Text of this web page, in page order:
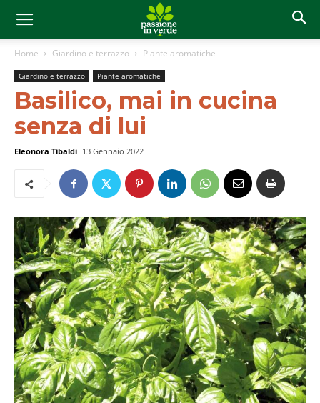
Home Giardino e terrazzo Piante aromatiche
Giardino e terrazzo Piante aromatiche
Basilico, mai in cucina
senza di lui
Eleonora Tibaldi 13 Gennaio 2022